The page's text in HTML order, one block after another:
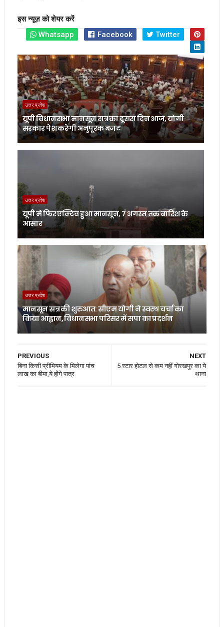
इस न्यूज़ को शेयर करें
Whatsapp
Facebook Twitter
उत्तर प्रदेश
यूपी विधानसभा मानसून सत्र का दूसरा दिन आज, योगी
सरकार पेश करेगी अनुपूरक बजट
उत्तर प्रदेश
यूपी में फिर एक्टिव हुआ मानसून, 7 अगस्त तक बारिश के
आसार
उत्तर प्रदेश
मानसून सत्र की शुरुआत: सीएम योगी ने स्वस्थ चर्चा का
किया आह्वान, विधानसभा परिसर में सपा का प्रदर्शन
NEXT
5 स्टार होटल से कम नहीं गोरखपुर का ये
थाना
PREVIOUS
बिना किसी प्रीमियम के मिलेगा पांच
लाख का बीमा,ये होंगे पात्र